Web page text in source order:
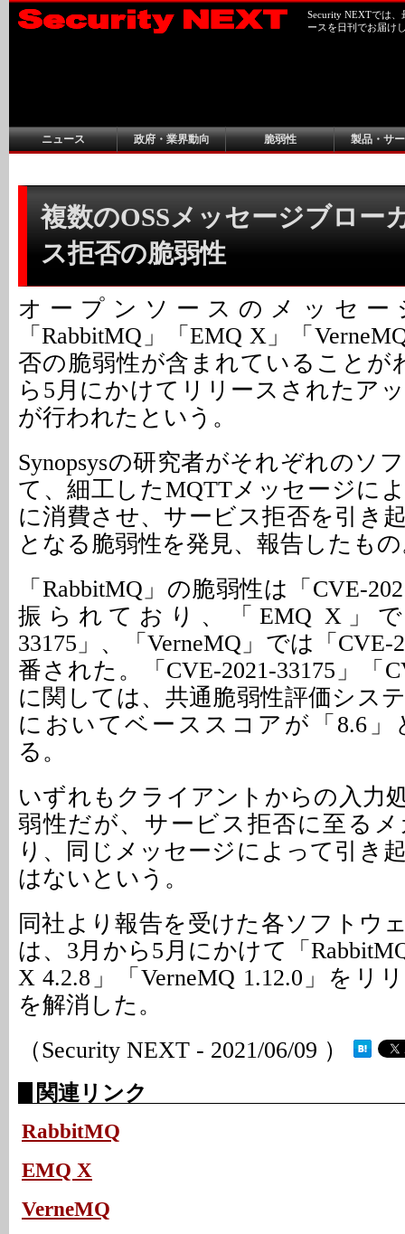
Security NEXTでは
ースを日刊でお届け
ニュース 政府・業界動向 脆弱性 製品・サ
複数のOSSメッセージブロー
ス拒否の脆弱性
オープンソースのメッセー
「RabbitMQ」「EMQ X」「
否の脆弱性が含まれていることが
ら5月にかけてリリースされたア
が行われたという。
Synopsysの研究者がそれぞれのソ
て、細工したMQTTメッセージに
に消費させ、サービス拒否を引き
となる脆弱性を発見、報告したも
「RabbitMQ」の脆弱性は「CVE-
振られており、「EMQ X」で
33175」、「VerneMQ」では「CVE-
番された。「CVE-2021-33175」「
に関しては、共通脆弱性評価シス
においてベーススコアが「8.6」
る。
いずれもクライアントからの入力
弱性だが、サービス拒否に至る
り、同じメッセージによって引き
はないという。
同社より報告を受けた各ソフトウ
は、3月から5月にかけて「
X 4.2.8」「VerneMQ 1.12.0」をリ
を解消した。
（Security NEXT - 2021/06/09 ）
関連リンク
RabbitMQ
EMQ X
VerneMQ